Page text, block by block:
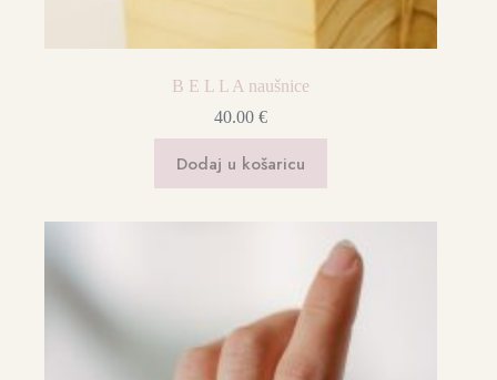
B E L L A naušnice
40.00€
Dodaj u košaricu